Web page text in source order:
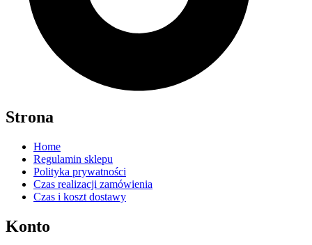
Strona
Home
Regulamin sklepu
Polityka prywatności
Czas realizacji zamówienia
Czas i koszt dostawy
Konto